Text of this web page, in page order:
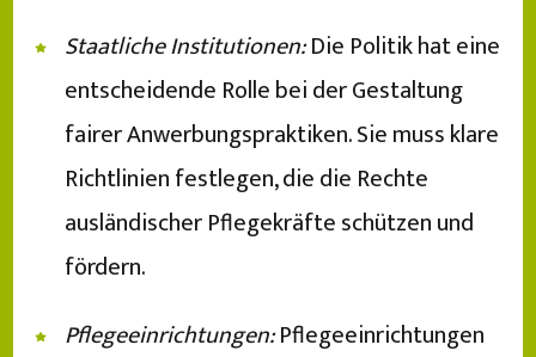
Staatliche Institutionen:Die Politik hat eine
entscheidende Rolle bei der Gestaltung
fairer Anwerbungspraktiken. Sie muss klare
Richtlinien festlegen, die die Rechte
ausländischer Pflegekräfte schützen und
fördern.
Pflegeeinrichtungen:Pflegeeinrichtungen